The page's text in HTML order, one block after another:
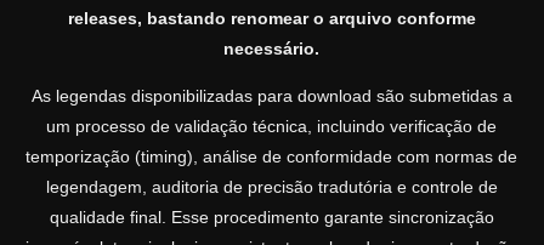
releases, bastando renomear o arquivo conforme
necessário.
As legendas disponibilizadas para download são submetidas a
um processo de validação técnica, incluindo verificação de
temporização (timing), análise de conformidade com normas de
legendagem, auditoria de precisão tradutória e controle de
qualidade final. Esse procedimento garante sincronização